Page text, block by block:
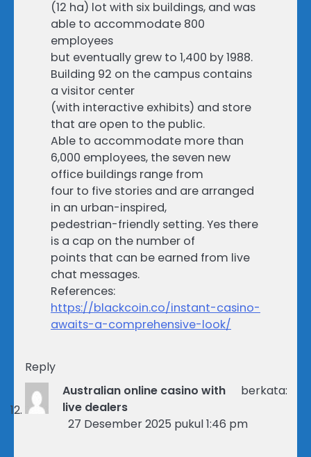
(12 ha) lot with six buildings, and was
able to accommodate 800
employees
but eventually grew to 1,400 by 1988.
Building 92 on the campus contains
a visitor center
(with interactive exhibits) and store
that are open to the public.
Able to accommodate more than
6,000 employees, the seven new
office buildings range from
four to five stories and are arranged
in an urban-inspired,
pedestrian-friendly setting. Yes there
is a cap on the number of
points that can be earned from live
chat messages.
References:
https://blackcoin.co/instant-casino-
awaits-a-comprehensive-look/
Reply
Australian online casino with
live dealers
berkata:
27 Desember 2025 pukul 1:46 pm